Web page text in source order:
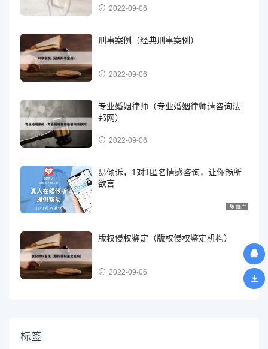
2022-09-06
刑事案例（经典刑事案例）
2022-09-06
专业婚姻律师（专业婚姻律师请咨询法
邦网）
2022-09-06
易倾诉，1对1匿名情感咨询，让你畅所
欲言
版权侵权鉴定（版权侵权鉴定机构）
2022-09-06
标签